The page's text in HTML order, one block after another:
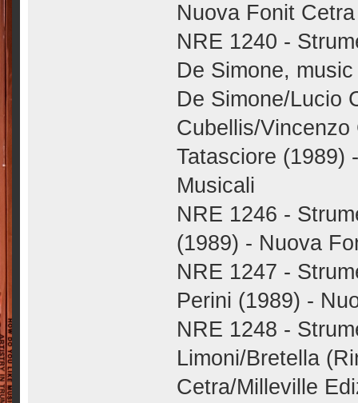
Nuova Fonit
NRE 1240 -
De Simone,
De Simone/Lucio
Cubellis/
Tatasciore (1989)
Musicali
NRE 1246 -
(1989) - Nuova
NRE 1247 -
Perini (1989) -
NRE 1248 -
Limoni/Bretella
Cetra/Milleville